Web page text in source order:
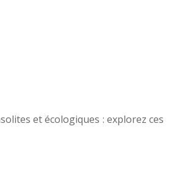
et écologiques : explorez ces